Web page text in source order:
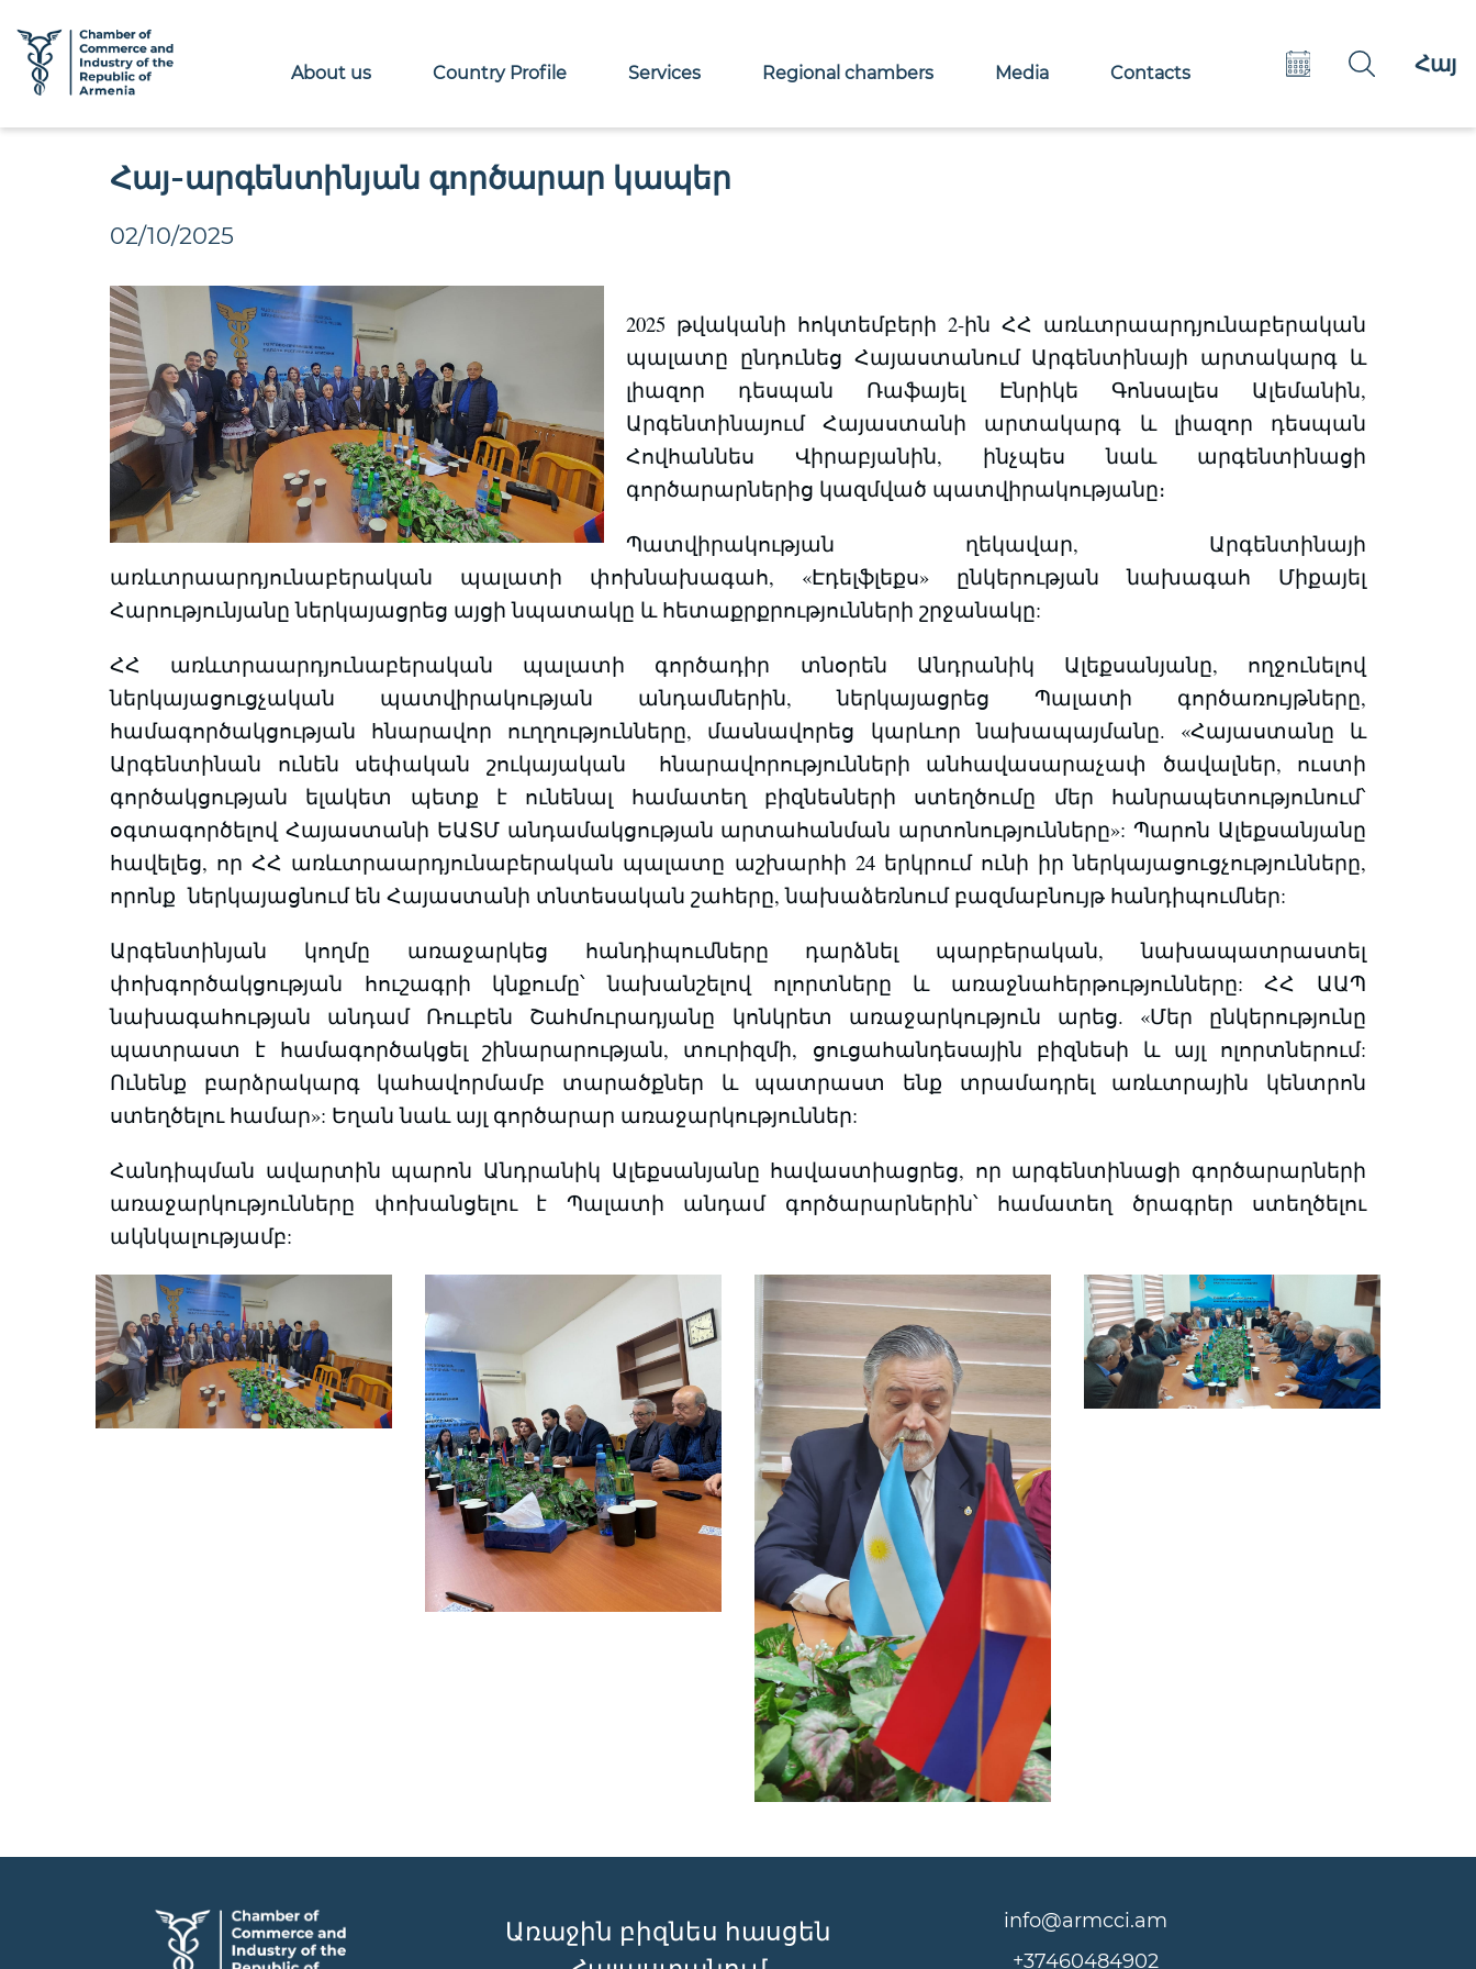
About us Country Profile Services Regional chambers Media Contacts Հայ
Рус
Eng
Հայ-արգենտինյան գործարար կապեր
02/10/2025
2025 թվականի հոկտեմբերի 2-ին ՀՀ առևտրաարդյունաբերական
պալատը ընդունեց Հայաստանում Արգենտինայի արտակարգ և
լիազոր դեսպան Ռաֆայել Էնրիկե Գոնսալես Ալեմանին,
Արգենտինայում Հայաստանի արտակարգ և լիազոր դեսպան
Հովհաննես Վիրաբյանին, ինչպես նաև արգենտինացի
գործարարներից կազմված պատվիրակությանը։
Պատվիրակության ղեկավար, Արգենտինայի
առևտրաարդյունաբերական պալատի փոխնախագահ, «Էդելֆլեքս» ընկերության նախագահ Միքայել
Հարությունյանը ներկայացրեց այցի նպատակը և հետաքրքրությունների շրջանակը:
ՀՀ առևտրաարդյունաբերական պալատի գործադիր տնօրեն Անդրանիկ Ալեքսանյանը, ողջունելով
ներկայացուցչական պատվիրակության անդամներին, ներկայացրեց Պալատի գործառույթները,
համագործակցության հնարավոր ուղղությունները, մասնավորեց կարևոր նախապայմանը. «Հայաստանը և
Արգենտինան ունեն սեփական շուկայական հնարավորությունների անհավասարաչափ ծավալներ, ուստի
գործակցության ելակետ պետք է ունենալ համատեղ բիզնեսների ստեղծումը մեր հանրապետությունում՝
օգտագործելով Հայաստանի ԵԱՏՄ անդամակցության արտահանման արտոնությունները»: Պարոն Ալեքսանյանը
հավելեց, որ ՀՀ առևտրաարդյունաբերական պալատը աշխարհի 24 երկրում ունի իր ներկայացուցչությունները,
որոնք ներկայացնում են Հայաստանի տնտեսական շահերը, նախաձեռնում բազմաբնույթ հանդիպումներ:
Արգենտինյան կողմը առաջարկեց հանդիպումները դարձնել պարբերական, նախապատրաստել
փոխգործակցության հուշագրի կնքումը՝ նախանշելով ոլորտները և առաջնահերթությունները: ՀՀ ԱԱՊ
նախագահության անդամ Ռոււբեն Շահմուրադյանը կոնկրետ առաջարկություն արեց. «Մեր ընկերությունը
պատրաստ է համագործակցել շինարարության, տուրիզմի, ցուցահանդեսային բիզնեսի և այլ ոլորտներում:
Ունենք բարձրակարգ կահավորմամբ տարածքներ և պատրաստ ենք տրամադրել առևտրային կենտրոն
ստեղծելու համար»: Եղան նաև այլ գործարար առաջարկություններ:
Հանդիպման ավարտին պարոն Անդրանիկ Ալեքսանյանը հավաստիացրեց, որ արգենտինացի գործարարների
առաջարկությունները փոխանցելու է Պալատի անդամ գործարարներին՝ համատեղ ծրագրեր ստեղծելու
ակնկալությամբ:
Առաջին բիզնես հասցեն
info@armcci.am
+37460484902